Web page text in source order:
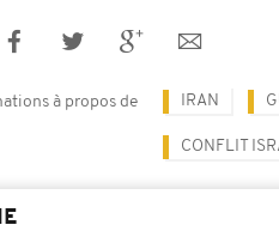
à propos de IRAN
CONFLIT